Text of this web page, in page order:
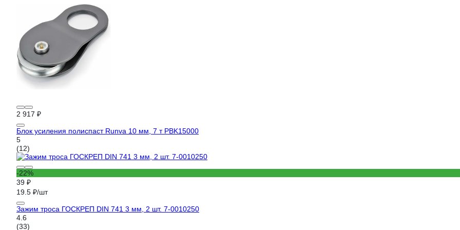
2 917 ₽
Блок усиления полиспаст Runva 10 мм, 7 т PBK15000
5
(12)
-22%
39 ₽
19.5 ₽/шт
Зажим троса ГОСКРЕП DIN 741 3 мм, 2 шт. 7-0010250
4.6
(33)